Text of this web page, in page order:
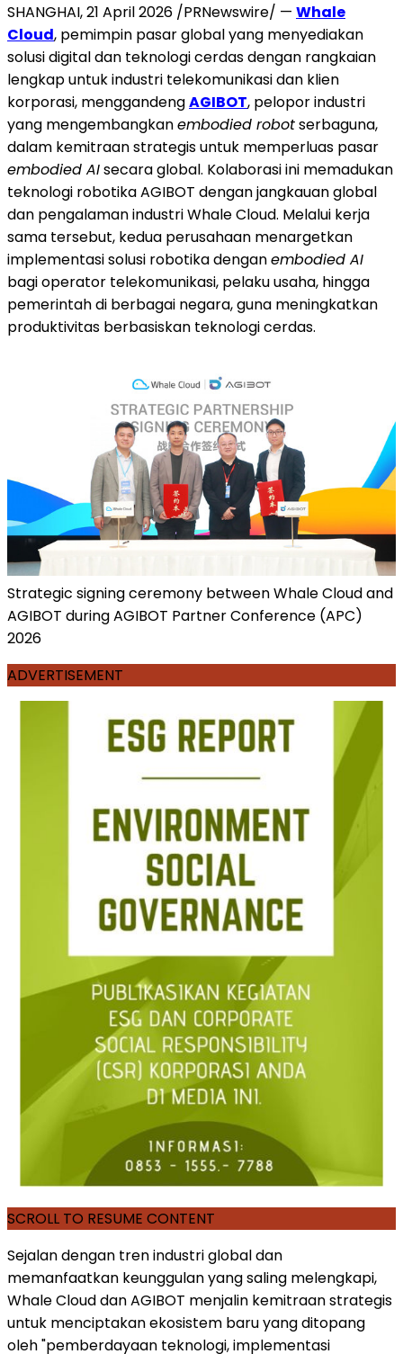
SHANGHAI, 21 April 2026 /PRNewswire/ — Whale
Cloud, pemimpin pasar global yang menyediakan
solusi digital dan teknologi cerdas dengan rangkaian
lengkap untuk industri telekomunikasi dan klien
korporasi, menggandengAGIBOT, pelopor industri
yang mengembangkanembodied robotserbaguna,
dalam kemitraan strategis untuk memperluas pasar
embodied AIsecara global. Kolaborasi ini memadukan
teknologi robotika AGIBOT dengan jangkauan global
dan pengalaman industri Whale Cloud. Melalui kerja
sama tersebut, kedua perusahaan menargetkan
implementasi solusi robotika denganembodied AI
bagi operator telekomunikasi, pelaku usaha, hingga
pemerintah di berbagai negara, guna meningkatkan
produktivitas berbasiskan teknologi cerdas.
Strategic signing ceremony between Whale Cloud and
AGIBOT during AGIBOT Partner Conference (APC)
2026
ADVERTISEMENT
SCROLL TO RESUME CONTENT
Sejalan dengan tren industri global dan
memanfaatkan keunggulan yang saling melengkapi,
Whale Cloud dan AGIBOT menjalin kemitraan strategis
untuk menciptakan ekosistem baru yang ditopang
oleh "pemberdayaan teknologi, implementasi